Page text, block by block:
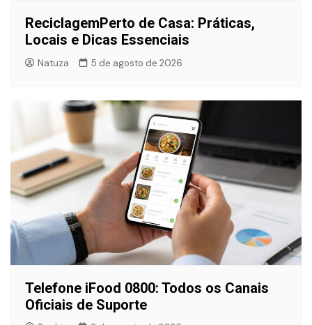
ReciclagemPerto de Casa: Práticas,
Locais e Dicas Essenciais
Natuza 5 de agosto de 2026
Telefone iFood 0800: Todos os Canais
Oficiais de Suporte